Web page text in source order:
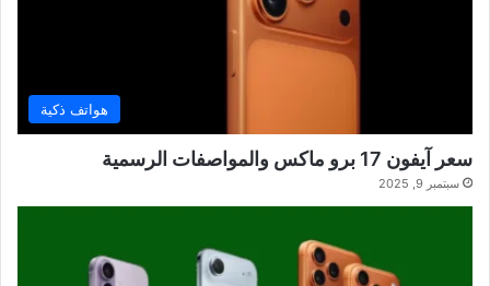
هواتف ذكية
سعر آيفون 17 برو ماكس والمواصفات الرسمية
سبتمبر 9, 2025